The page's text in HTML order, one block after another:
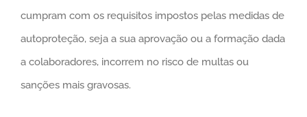
cumpram com os requisitos impostos pelas medidas de
autoproteção, seja a sua aprovação ou a formação dada
a colaboradores, incorrem no risco de multas ou
sanções mais gravosas.